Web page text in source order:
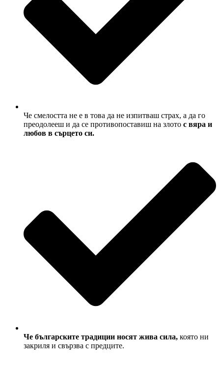
Че смелостта не е в това да не изпитваш страх, а да го
преодолееш и да се противопоставиш на злото с вяра и
любов в сърцето си.
Че българските традиции носят жива сила, която ни
закриля и свързва с предците.